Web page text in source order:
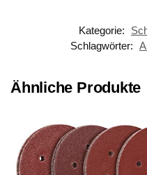
Kategorie:
Schlagwörter:
Ähnliche Produkte